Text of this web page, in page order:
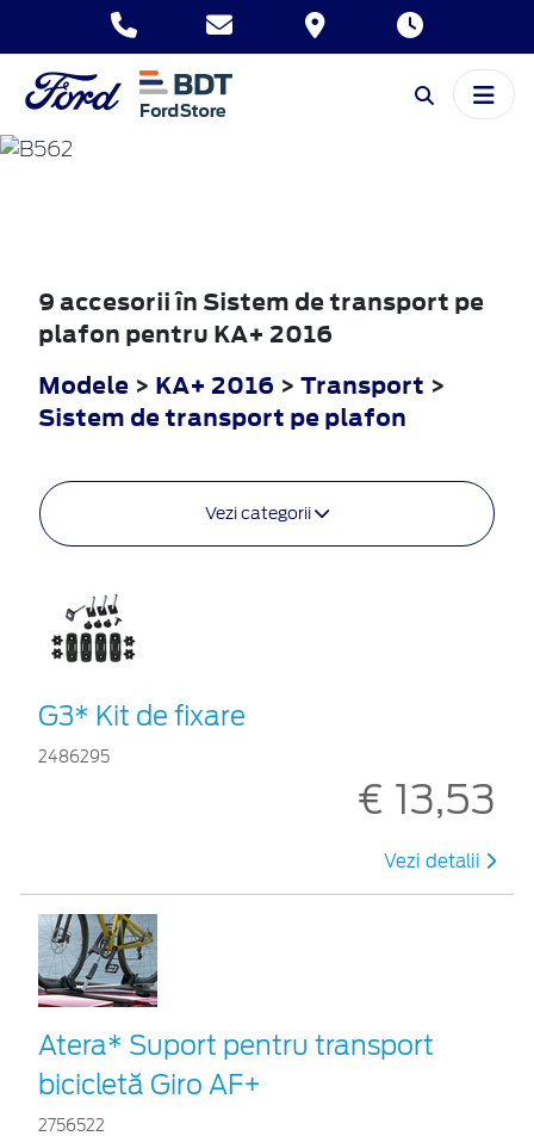
KA+
9 accesorii în Sistem de transport pe
plafon pentru KA+ 2016
Modele > KA+ 2016 > Transport >
Sistem de transport pe plafon
Vezi categorii
G3* Kit de fixare
2486295
€ 13,53
Vezi detalii
Atera* Suport pentru transport
bicicletă Giro AF+
2756522